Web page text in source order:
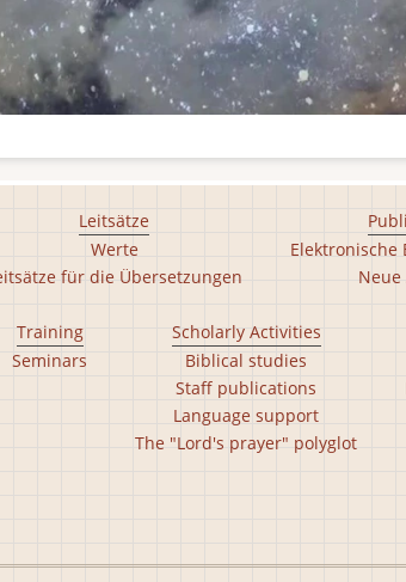
Leitsätze
Werte
für die Übersetzungen
Neue
Training
Seminars
Scholarly Activities
Biblical studies
Staff publications
Language support
The "Lord's prayer" polyglot